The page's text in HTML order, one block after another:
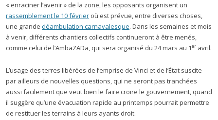
« enraciner l’avenir » de la zone, les opposants organisent un
rassemblement le 10 février où est prévue, entre diverses choses,
une grande déambulation carnavalesque. Dans les semaines et mois
à venir, différents chantiers collectifs continueront à être menés,
comme celui de l’AmbaZADa, qui sera organisé du 24 mars au 1er avril.
L’usage des terres libérées de l’emprise de Vinci et de l’État suscite
par ailleurs de nouvelles questions, qui ne seront pas tranchées
aussi facilement que veut bien le faire croire le gouvernement, quand
il suggère qu’une évacuation rapide au printemps pourrait permettre
de restituer les terrains à leurs ayants droit.